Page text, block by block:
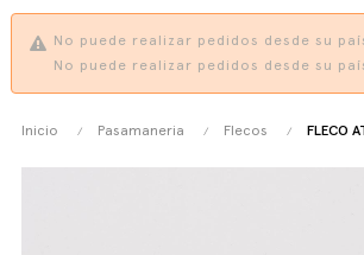
No puede realizar pedidos desde su
No puede realizar pedidos desde su
Inicio Pasamaneria Flecos FLECO